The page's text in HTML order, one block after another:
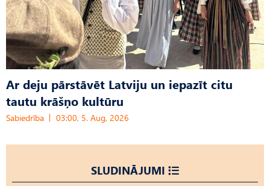
Ar deju pārstāvēt Latviju un iepazīt citu
tautu krāšņo kultūru
Sabiedrība 03:00, 5. Aug, 2026
SLUDINĀJUMI